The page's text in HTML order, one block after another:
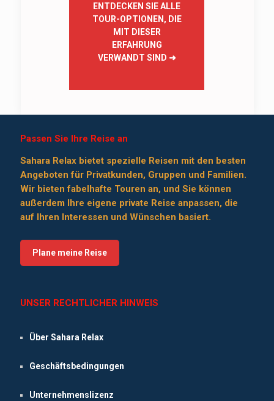
ENTDECKEN SIE ALLE
TOUR-OPTIONEN, DIE
MIT DIESER
ERFAHRUNG
VERWANDT SIND ➜
Passen Sie Ihre Reise an
Sahara Relax bietet spezielle Reisen mit den besten
Angeboten für Privatkunden, Gruppen und Familien.
Wir bieten fabelhafte Touren an, und Sie können
außerdem Ihre eigene private Reise anpassen, die
auf Ihren Interessen und Wünschen basiert.
Plane meine Reise
UNSER RECHTLICHER HINWEIS
Über Sahara Relax
Geschäftsbedingungen
Unternehmenslizenz